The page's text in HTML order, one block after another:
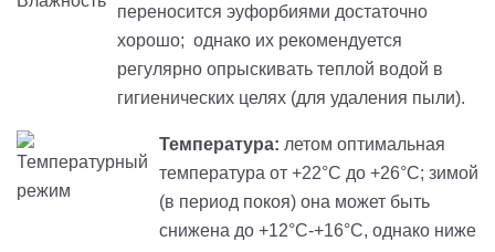
переносится эуфорбиями достаточно
хорошо; однако их рекомендуется
регулярно опрыскивать теплой водой в
гигиенических целях (для удаления пыли).
Температура: летом оптимальная
температура от +22°С до +26°С; зимой
(в период покоя) она может быть
снижена до +12°С-+16°С, однако ниже